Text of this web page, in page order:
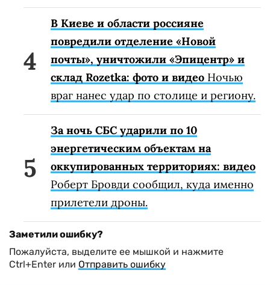
В Киеве и области россияне
повредили отделение «Новой
почты», уничтожили «Эпицентр» и
склад Rozetka: фото и видео Ночью
враг нанес удар по столице и региону.
За ночь СБС ударили по 10
энергетическим объектам на
оккупированных территориях: видео
Роберт Бровди сообщил, куда именно
прилетели дроны.
Заметили ошибку?
Пожалуйста, выделите ее мышкой и нажмите
Ctrl+Enter или Отправить ошибку